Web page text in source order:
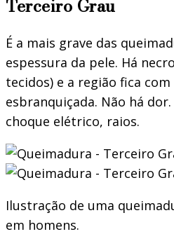
Terceiro Grau
É a mais grave das
espessura da pele. Há
tecidos) e a região fica
esbranquiçada. Não há dor.
choque elétrico, raios.
Ilustração de uma
em homens.